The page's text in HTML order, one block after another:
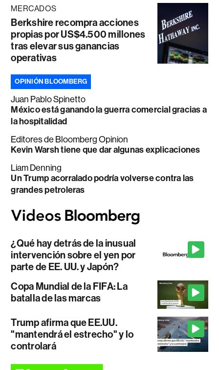
MERCADOS
Berkshire recompra acciones
propias por US$4.500 millones
tras elevar sus ganancias
operativas
OPINIÓN BLOOMBERG
Juan Pablo Spinetto
México está ganando la guerra comercial gracias a
la hospitalidad
Editores de Bloomberg Opinion
Kevin Warsh tiene que dar algunas explicaciones
Liam Denning
Un Trump acorralado podría volverse contra las
grandes petroleras
¿Qué hay detrás de la inusual
intervención sobre el yen por
parte de EE. UU. y Japón?
Copa Mundial de la FIFA: La
batalla de las marcas
Trump afirma que EE.UU.
"mantendrá el estrecho" y lo
controlará